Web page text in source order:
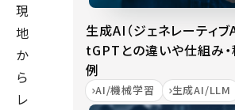
現
地
か
ら
レ
生成AI（ジェネレーティブ
tGPTとの違いや仕組み
例
AI/機械学習 生成AI/LLM